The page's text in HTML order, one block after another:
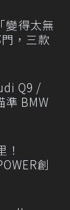
變得太無
，三款
Q9 /
準 BMW
！
創